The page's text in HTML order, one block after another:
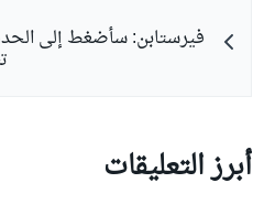
فيرستابن: سأضغط إلى
أبرز التعليقات